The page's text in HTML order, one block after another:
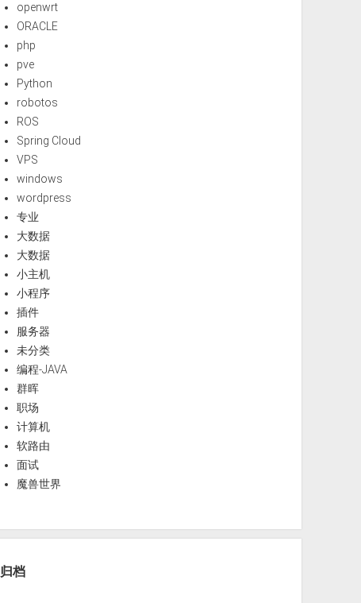
openwrt
ORACLE
php
pve
Python
robotos
ROS
Spring Cloud
VPS
windows
wordpress
专业
大数据
大数据
小主机
小程序
插件
服务器
未分类
编程-JAVA
群晖
职场
计算机
软路由
面试
魔兽世界
归档